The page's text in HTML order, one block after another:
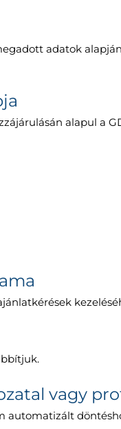
adatok
alapul a
vagy
automatizált